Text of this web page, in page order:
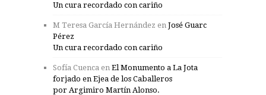
Un cura recordado con cariño
M Teresa García Hernández en José Guarc
Pérez
Un cura recordado con cariño
Sofía Cuenca en El Monumento a La Jota
forjado en Ejea de los Caballeros
por Argimiro Martín Alonso.